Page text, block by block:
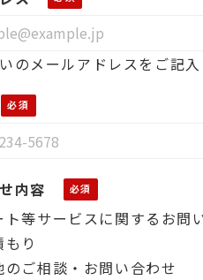
のメールアドレスをご記入
内容
ト等サービスに関するお問
り
のご相談・お問い合わせ